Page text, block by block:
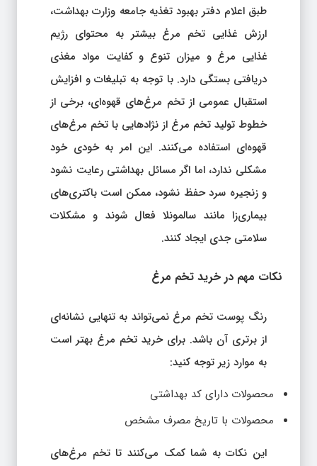
طبق اعلام دفتر بهبود تغذیه جامعه وزارت بهداشت،
ارزش غذایی تخم مرغ بیشتر به محتوای رژیم
غذایی مرغ و میزان تنوع و کفایت مواد مغذی
دریافتی بستگی دارد. با توجه به تبلیغات و افزایش
استقبال عمومی از تخم مرغ‌های قهوه‌ای، برخی از
خطوط تولید تخم مرغ از نژادهایی با تخم مرغ‌های
قهوه‌ای استفاده می‌کنند. این امر به خودی خود
مشکلی ندارد، اما اگر مسائل بهداشتی رعایت نشود
و زنجیره سرد حفظ نشود، ممکن است باکتری‌های
بیماری‌زا مانند سالمونلا فعال شوند و مشکلات
سلامتی جدی ایجاد کنند.
نکات مهم در خرید تخم مرغ
رنگ پوست تخم مرغ نمی‌تواند به تنهایی نشانه‌ای
از برتری آن باشد. برای خرید تخم مرغ بهتر است
به موارد زیر توجه کنید:
محصولات دارای کد بهداشتی
محصولات با تاریخ مصرف مشخص
این نکات به شما کمک می‌کنند تا تخم مرغ‌های